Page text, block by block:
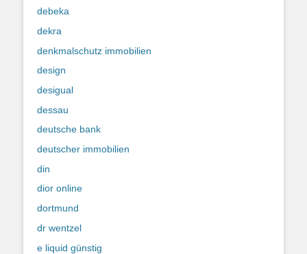
debeka
dekra
denkmalschutz immobilien
design
desigual
dessau
deutsche bank
deutscher immobilien
din
dior online
dortmund
dr wentzel
e liquid günstig